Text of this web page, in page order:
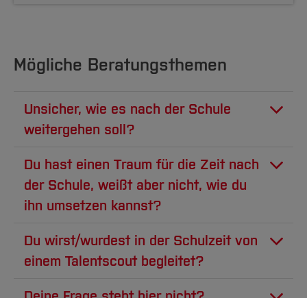
Mögliche Beratungsthemen
Unsicher, wie es nach der Schule
weitergehen soll?
Du bist unsicher, wie es nach der Schule
weitergehen soll? Du weißt nicht genau,
welche Optionen es überhaupt gibt oder bist
Gap-Year? Ausbildung? (Duales) Studium? Die
Talentscouts begleiten dich langfristig bei
Du hast einen Traum für die Zeit nach
der Schule, weißt aber nicht, wie du
ihn umsetzen kannst?
Du fragst Dich, ob dein Traum überhaupt
realistisch ist? Ein Medizinstudium ohne 1,0er
Geld? Die anspruchsvolle Pilotenausbildung?
Du wirst/wurdest in der Schulzeit von
einem Talentscout begleitet?
Neben den monatlichen Beratungen an Deiner